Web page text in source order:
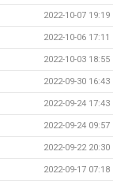
2022-10-07 19:19
2022-10-06 17:11
2022-10-03 18:55
2022-09-30 16:43
2022-09-24 17:43
2022-09-24 09:57
2022-09-22 20:30
2022-09-17 07:18